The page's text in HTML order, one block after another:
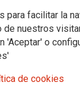
para facilitar la
nuestros
o
de cookies